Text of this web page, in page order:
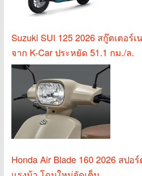
Suzuki SUI 125 2026 สกู๊ตเตอร์
จาก K-Car ประหยัด 51.1 กม./ล.
Honda Air Blade 160 2026 สปอ